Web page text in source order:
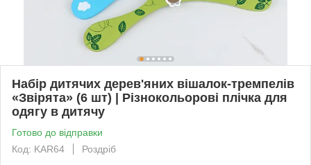
Набір дитячих дерев'яних вішалок-тремпелів
«Звірята» (6 шт) | Різнокольорові плічка для
одягу в дитячу
Готово до відправки
Код: KAR64
Роздріб